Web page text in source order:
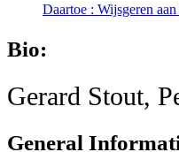
Daartoe : Wijsgeren
Bio:
Gerard Stout,
General